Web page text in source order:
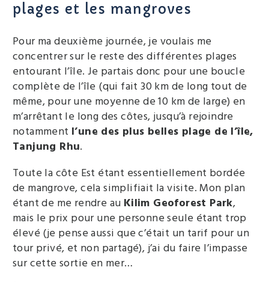
plages et les mangroves
Pour ma deuxième journée, je voulais me
concentrer sur le reste des différentes plages
entourant l’île. Je partais donc pour une boucle
complète de l’île (qui fait 30 km de long tout de
même, pour une moyenne de 10 km de large) en
m’arrêtant le long des côtes, jusqu’à rejoindre
notamment l’une des plus belles plage de l’île,
Tanjung Rhu.
Toute la côte Est étant essentiellement bordée
de mangrove, cela simplifiait la visite. Mon plan
étant de me rendre au Kilim Geoforest Park,
mais le prix pour une personne seule étant trop
élevé (je pense aussi que c’était un tarif pour un
tour privé, et non partagé), j’ai du faire l’impasse
sur cette sortie en mer…